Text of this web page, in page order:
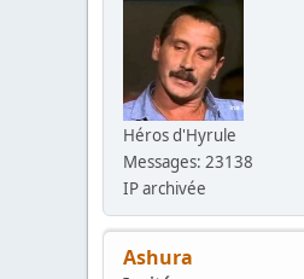
Héros d'Hyrule
Messages: 23138
IP archivée
Ashura